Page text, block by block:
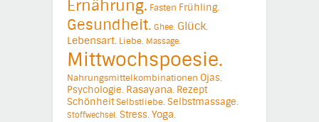
Ernährung. Fasten Frühling.
Gesundheit. Ghee. Glück.
Lebensart. Liebe. Massage.
Mittwochspoesie.
Nahrungsmittelkombinationen Ojas.
Psychologie. Rasayana. Rezept
SchönheitSelbstliebe. Selbstmassage.
Stoffwechsel. Stress.Yoga.